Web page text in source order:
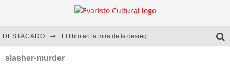
DESTACADO El libro en la mira de la desregulación
Marcelo Rubio | El llovedor
slasher-murder